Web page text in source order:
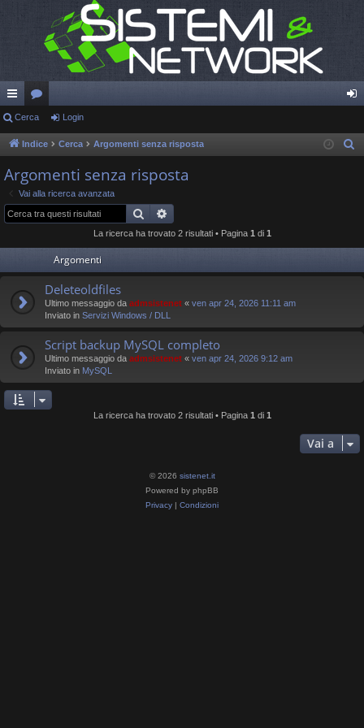
oll
eg
a
m
en
or
u in
Cerca Login
Indice Cerca Argomenti senza risposta
Argomenti senza risposta
Vai alla ricerca avanzata
Cerca
La ricerca ha trovato 2 risultati • Pagina 1 di 1
Argomenti
Deleteoldfiles
Ultimo messaggio da admsistenet « ven apr 24, 2026 11:11 am
Inviato in Servizi Windows / DLL
Script backup MySQL completo
Ultimo messaggio da admsistenet « ven apr 24, 2026 9:12 am
Inviato in MySQL
La ricerca ha trovato 2 risultati • Pagina 1 di 1
Vai a
© 2026 sistenet.it
Powered by phpBB
Privacy | Condizioni